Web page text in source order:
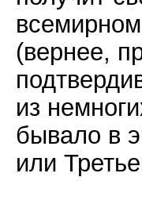
(вернее,
из
бывало в
или